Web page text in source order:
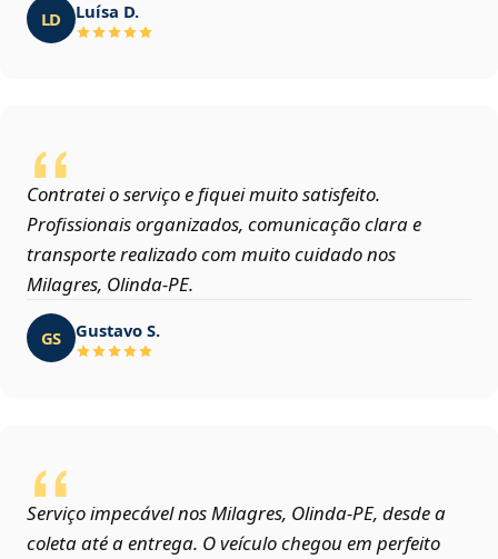
LD Luísa D.
Contratei o serviço e fiquei muito satisfeito.
Profissionais organizados, comunicação clara e
transporte realizado com muito cuidado nos
Milagres, Olinda‑PE.
GS Gustavo S.
Serviço impecável nos Milagres, Olinda‑PE, desde a
coleta até a entrega. O veículo chegou em perfeito